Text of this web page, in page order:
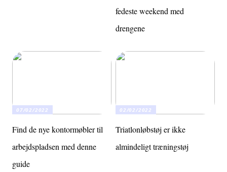
fedeste weekend med
drengene
07/02/2022
Find de nye kontormøbler til
arbejdspladsen med denne
guide
02/02/2022
Triatlonløbstøj er ikke
almindeligt træningstøj